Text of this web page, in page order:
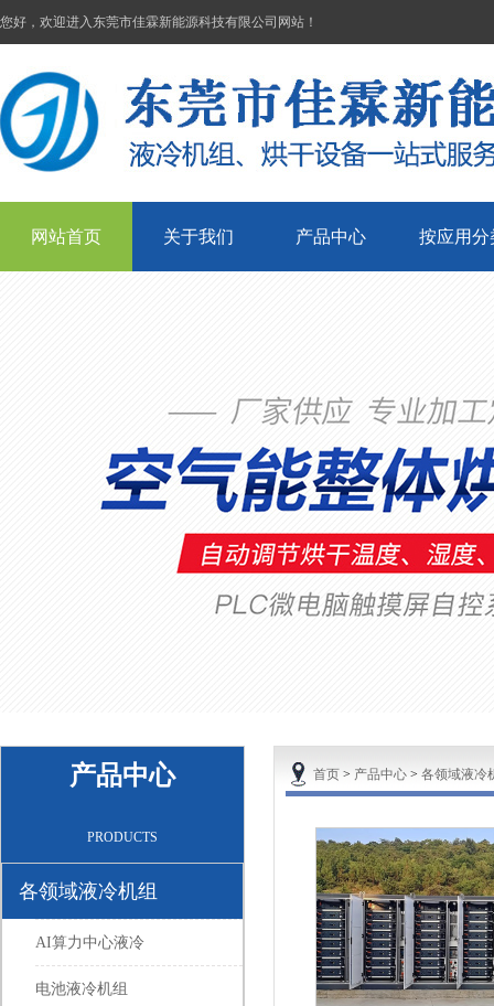
您好，欢迎进入东莞市佳霖新能源科技有限公司网站！
网站首页 关于我们 产品中心 按应用分
产品中心
PRODUCTS
各领域液冷机组
AI算力中心液冷
电池液冷机组
首页 > 产品中心 > 各领域液冷